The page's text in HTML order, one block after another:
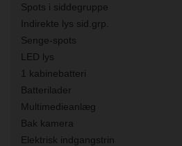
Spots i siddegruppe
Indirekte lys sid.grp.
Senge-spots
LED lys
1 kabinebatteri
Batterilader
Multimedieanlæg
Bak kamera
Elektrisk indgangstrin